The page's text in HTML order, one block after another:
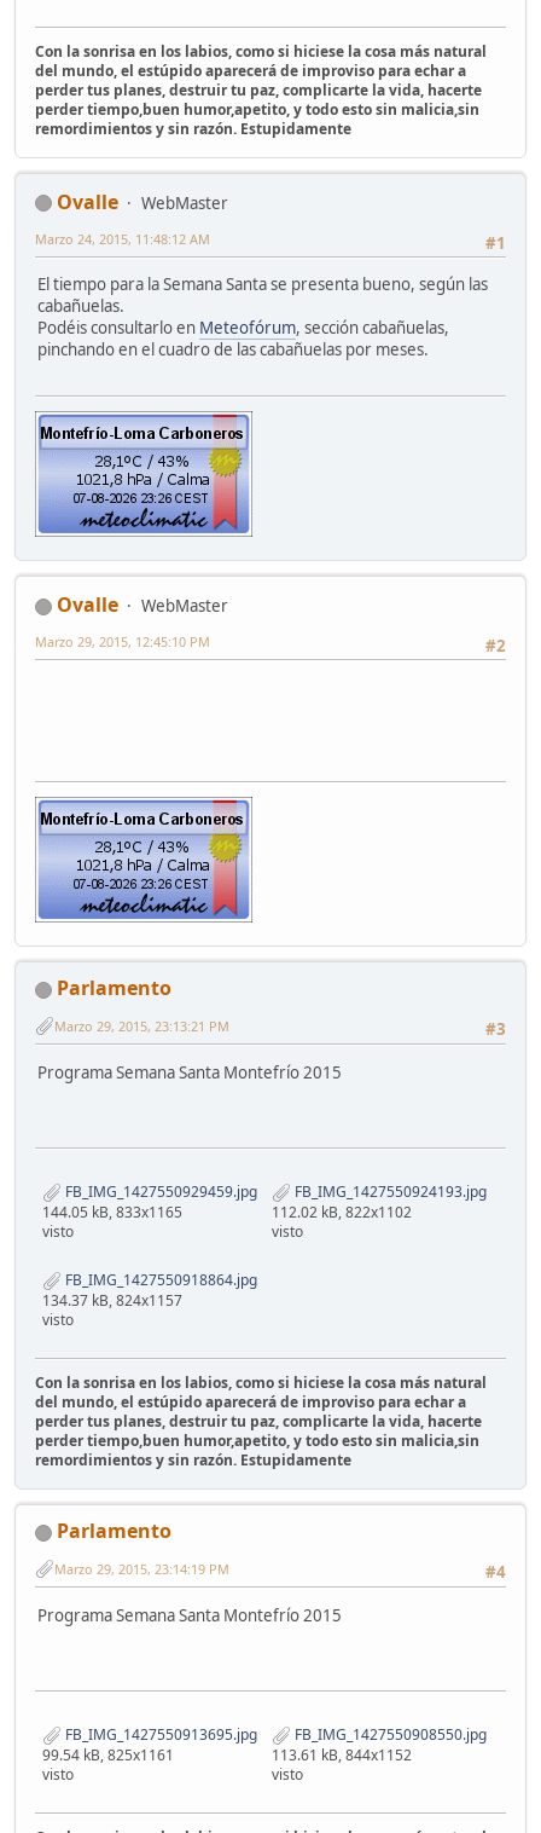
Con la sonrisa en los labios, como si hiciese la cosa más natural
del mundo, el estúpido aparecerá de improviso para echar a
perder tus planes, destruir tu paz, complicarte la vida, hacerte
perder tiempo,buen humor,apetito, y todo esto sin malicia,sin
remordimientos y sin razón. Estupidamente
Ovalle
WebMaster
#1
Marzo 24, 2015, 11:48:12 AM
El tiempo para la Semana Santa se presenta bueno, según las
cabañuelas.
Podéis consultarlo en Meteofórum, sección cabañuelas,
pinchando en el cuadro de las cabañuelas por meses.
Ovalle
WebMaster
#2
Marzo 29, 2015, 12:45:10 PM
Parlamento
#3
Marzo 29, 2015, 23:13:21 PM
Programa Semana Santa Montefrío 2015
FB_IMG_1427550929459.jpg
144.05 kB, 833x1165
visto
FB_IMG_1427550924193.jpg
112.02 kB, 822x1102
visto
FB_IMG_1427550918864.jpg
134.37 kB, 824x1157
visto
Con la sonrisa en los labios, como si hiciese la cosa más natural
del mundo, el estúpido aparecerá de improviso para echar a
perder tus planes, destruir tu paz, complicarte la vida, hacerte
perder tiempo,buen humor,apetito, y todo esto sin malicia,sin
remordimientos y sin razón. Estupidamente
Parlamento
#4
Marzo 29, 2015, 23:14:19 PM
Programa Semana Santa Montefrío 2015
FB_IMG_1427550913695.jpg
99.54 kB, 825x1161
visto
FB_IMG_1427550908550.jpg
113.61 kB, 844x1152
visto